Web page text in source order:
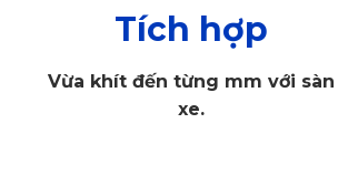
Tích hợp
Vừa khít đến từng mm với sàn
xe.